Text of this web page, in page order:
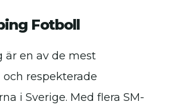
Fotboll
är en av de mest
respekterade
i Sverige. Med flera SM-